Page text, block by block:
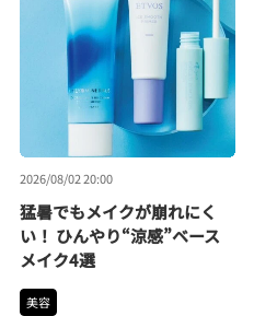
2026/08/02 20:00
猛暑でもメイクが崩れにく
い！ ひんやり“涼感”ベース
メイク4選
美容